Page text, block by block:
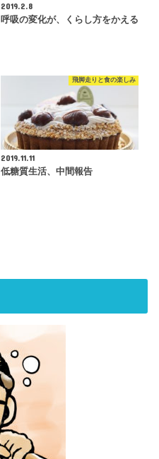
2019.2.8
呼吸の変化が、くらし方をかえる
飛脚走りと食の楽しみ
2019.11.11
低糖質生活、中間報告